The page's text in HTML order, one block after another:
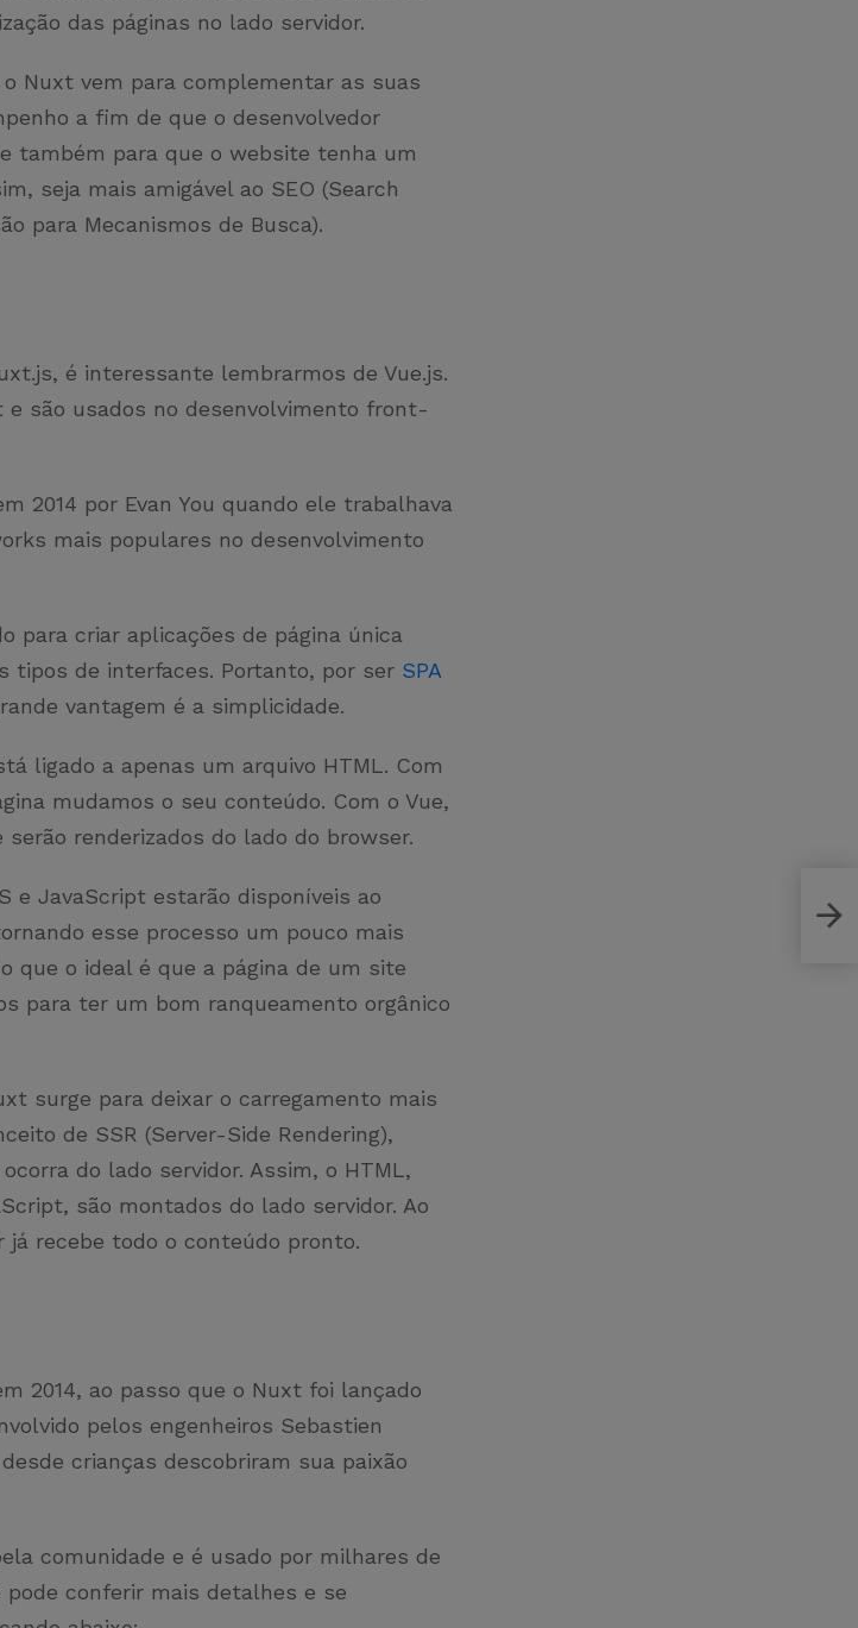
das páginas no lado servidor.
Nuxt vem para complementar as suas
a fim de que o desenvolvedor
também para que o website tenha um
seja mais amigável ao SEO (Search
para Mecanismos de Busca).
é interessante lembrarmos de Vue.js.
e são usados no desenvolvimento front-
2014 por Evan You quando ele trabalhava
mais populares no desenvolvimento
para criar aplicações de página única
tipos de interfaces. Portanto, por ser SPA
vantagem é a simplicidade.
ligado a apenas um arquivo HTML. Com
mudamos o seu conteúdo. Com o Vue,
renderizados do lado do browser.
e JavaScript estarão disponíveis ao
esse processo um pouco mais
que o ideal é que a página de um site
para ter um bom ranqueamento orgânico
surge para deixar o carregamento mais
de SSR (Server-Side Rendering),
do lado servidor. Assim, o HTML,
são montados do lado servidor. Ao
recebe todo o conteúdo pronto.
2014, ao passo que o Nuxt foi lançado
pelos engenheiros Sebastien
crianças descobriram sua paixão
comunidade e é usado por milhares de
pode conferir mais detalhes e se